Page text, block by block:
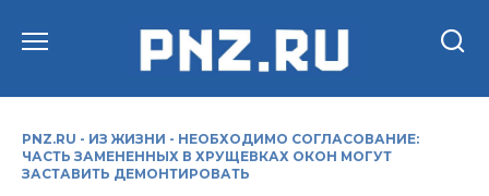
PNZ.RU - ИЗ ЖИЗНИ - НЕОБХОДИМО СОГЛАСОВАНИЕ:
ЧАСТЬ ЗАМЕНЕННЫХ В ХРУЩЕВКАХ ОКОН МОГУТ
ЗАСТАВИТЬ ДЕМОНТИРОВАТЬ